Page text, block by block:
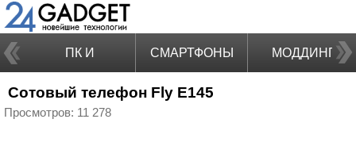
ПК И
НОУТБУКИ
СМАРТФОНЫ МОДДИНГ
Сотовый телефон Fly E145
Просмотров: 11 278